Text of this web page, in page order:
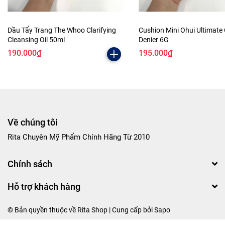
Dầu Tẩy Trang The Whoo Clarifying
Cleansing Oil 50ml
190.000₫
Cushion Mini Ohui Ultimate
Denier 6G
195.000₫
Về chúng tôi
Rita Chuyên Mỹ Phẩm Chính Hãng Từ 2010
Chính sách
Hỗ trợ khách hàng
© Bản quyền thuộc về Rita Shop | Cung cấp bởiSapo